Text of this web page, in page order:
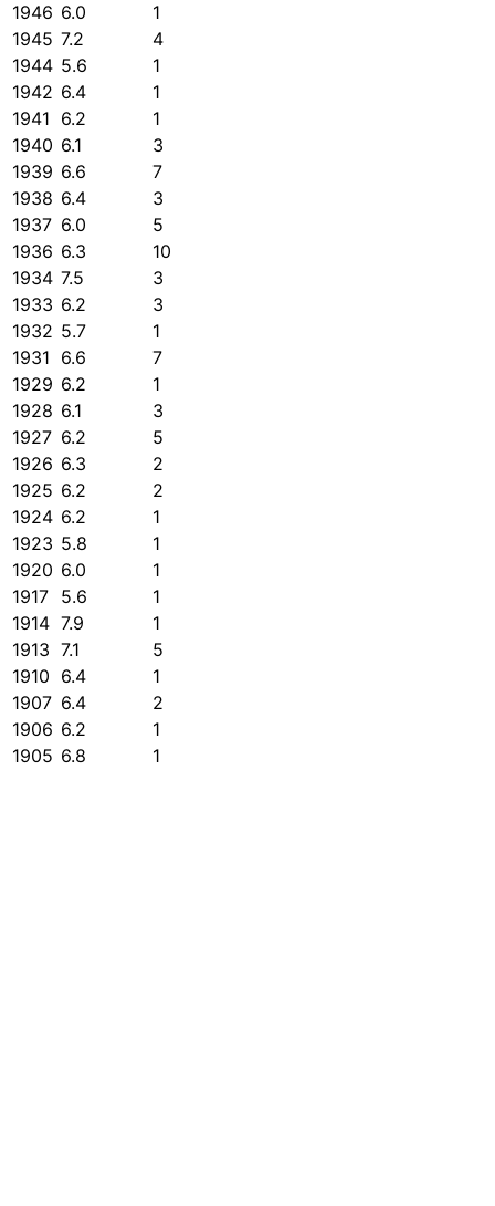
1946 6.0
1
1945 7.2
4
1944 5.6
1
1942 6.4
1
1941 6.2
1
1940 6.1
3
1939 6.6
7
1938 6.4
3
1937 6.0
5
1936 6.3
10
1934 7.5
3
1933 6.2
3
1932 5.7
1
1931 6.6
7
1929 6.2
1
1928 6.1
3
1927 6.2
5
1926 6.3
2
1925 6.2
2
1924 6.2
1
1923 5.8
1
1920 6.0
1
1917 5.6
1
1914 7.9
1
1913 7.1
5
1910 6.4
1
1907 6.4
2
1906 6.2
1
1905 6.8 1